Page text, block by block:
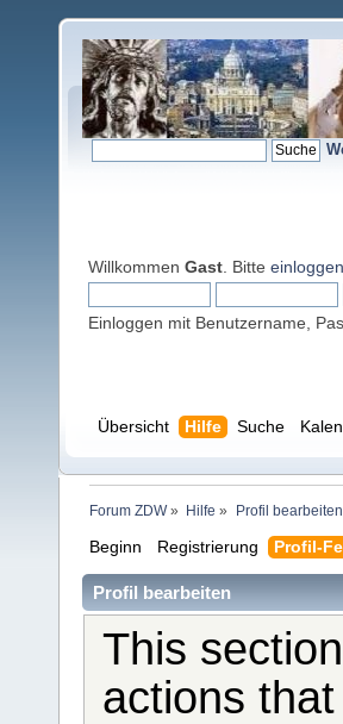
Willkommen Gast . Bitte einloggen
Einloggen mit Benutzername,
Übersicht Hilfe Suche
Forum ZDW» Hilfe » Profil bearbeiten
Beginn Registrierung Profil-
Profil bearbeiten
This
actions